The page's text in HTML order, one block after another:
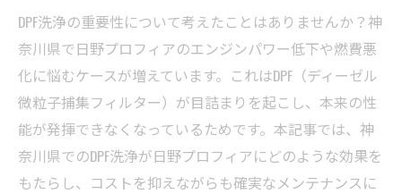
DPF洗浄の重要性について考えたことはありませんか？神
奈川県で日野プロフィアのエンジンパワー低下や燃費悪
化に悩むケースが増えています。これはDPF（ディーゼル
微粒子捕集フィルター）が目詰まりを起こし、本来の性
能が発揮できなくなっているためです。本記事では、神
奈川県でのDPF洗浄が日野プロフィアにどのような効果を
もたらし、コストを抑えながらも確実なメンテナンスに